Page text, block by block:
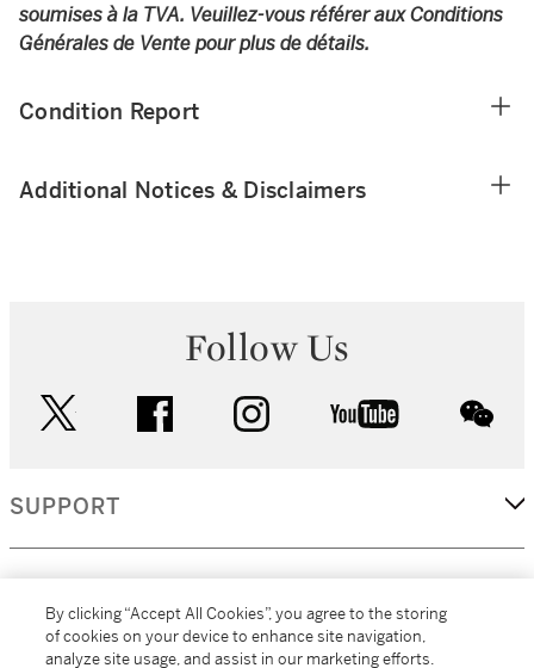
soumises à la TVA. Veuillez-vous référer aux Conditions
Générales de Vente pour plus de détails.
Condition Report
Additional Notices & Disclaimers
Follow Us
facebook instagram youtube
SUPPORT
By clicking “Accept All Cookies”, you agree to the storing
of cookies on your device to enhance site navigation,
analyze site usage, and assist in our marketing efforts.